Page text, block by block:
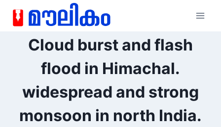
Cloud burst and flash
flood in Himachal.
widespread and strong
monsoon in north India.